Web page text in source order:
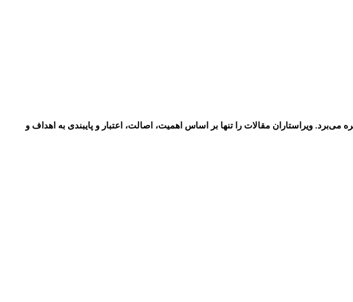
ویراستاران مقالات را تنها بر اساس اهمیت، اصالت، اعتبار و پایبندی به اهداف و